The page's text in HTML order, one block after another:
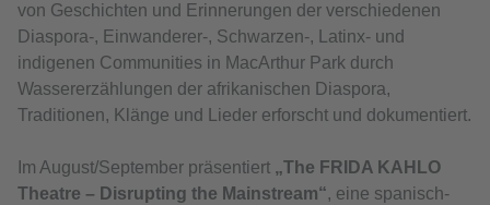
von Geschichten und Erinnerungen der verschiedenen
Diaspora-, Einwanderer-, Schwarzen-, Latinx- und
indigenen Communities in MacArthur Park durch
Wassererzählungen der afrikanischen Diaspora,
Traditionen, Klänge und Lieder erforscht und dokumentiert.
Im August/September präsentiert „The FRIDA KAHLO
Theatre – Disrupting the Mainstream“, eine spanisch-